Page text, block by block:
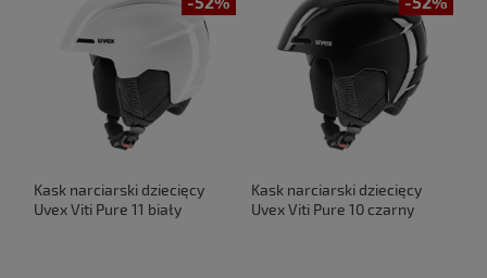
Kask narciarski dziecięcy
Uvex Viti Pure 11 biały
Kask narciarski dziecięcy
Uvex Viti Pure 10 czarny